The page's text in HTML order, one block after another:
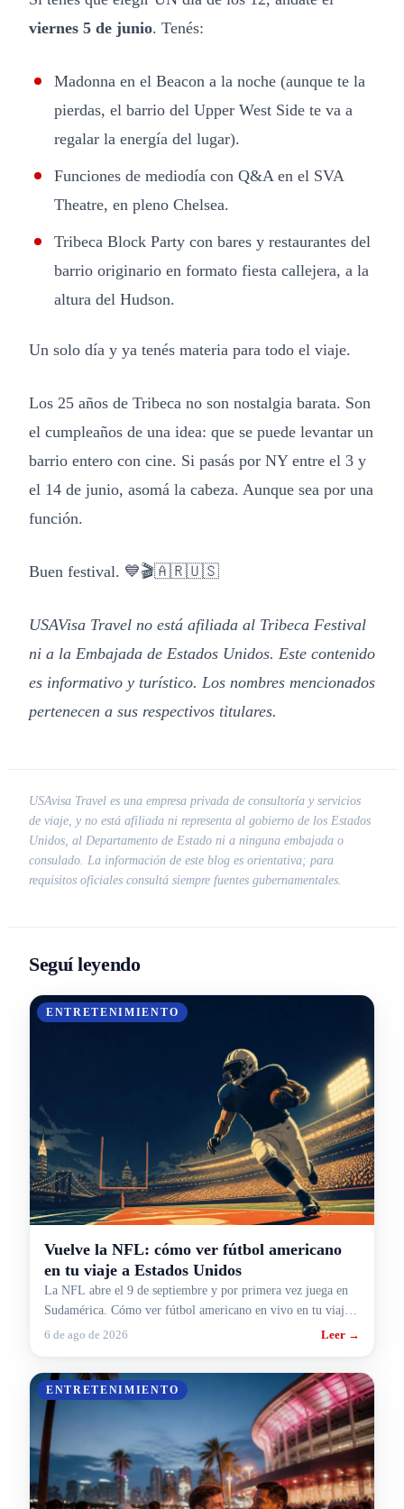
viernes 5 de junio. Tenés:
Madonna en el Beacon a la noche (aunque te la
pierdas, el barrio del Upper West Side te va a
regalar la energía del lugar).
Funciones de mediodía con Q&A en el SVA
Theatre, en pleno Chelsea.
Tribeca Block Party con bares y restaurantes del
barrio originario en formato fiesta callejera, a la
altura del Hudson.
Un solo día y ya tenés materia para todo el viaje.
Los 25 años de Tribeca no son nostalgia barata. Son
el cumpleaños de una idea: que se puede levantar un
barrio entero con cine. Si pasás por NY entre el 3 y
el 14 de junio, asomá la cabeza. Aunque sea por una
función.
Buen festival. 💙🎬🇦🇷🇺🇸
USAVisa Travel no está afiliada al Tribeca Festival
ni a la Embajada de Estados Unidos. Este contenido
es informativo y turístico. Los nombres mencionados
pertenecen a sus respectivos titulares.
USAvisa Travel es una empresa privada de consultoría y servicios
de viaje, y no está afiliada ni representa al gobierno de los Estados
Unidos, al Departamento de Estado ni a ninguna embajada o
consulado. La información de este blog es orientativa; para
requisitos oficiales consultá siempre fuentes gubernamentales.
Seguí leyendo
ENTRETENIMIENTO
Vuelve la NFL: cómo ver fútbol americano
en tu viaje a Estados Unidos
La NFL abre el 9 de septiembre y por primera vez juega en
Sudamérica. Cómo ver fútbol americano en vivo en tu viaje a
Estados Unidos.
6 de ago de 2026 Leer →
ENTRETENIMIENTO